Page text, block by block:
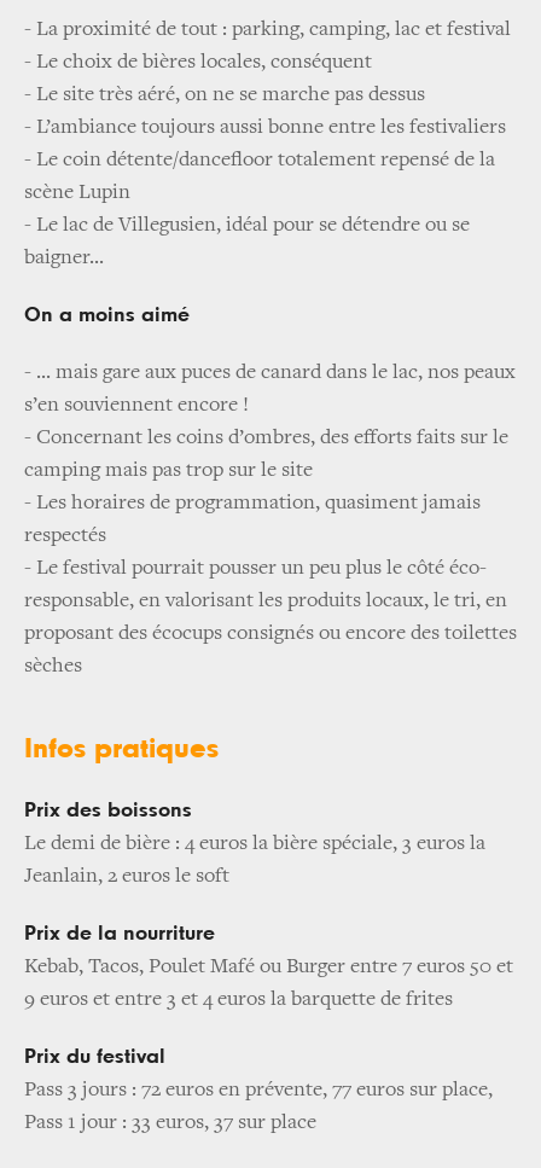
- La proximité de tout : parking, camping, lac et festival
- Le choix de bières locales, conséquent
- Le site très aéré, on ne se marche pas dessus
- L’ambiance toujours aussi bonne entre les festivaliers
- Le coin détente/dancefloor totalement repensé de la
scène Lupin
- Le lac de Villegusien, idéal pour se détendre ou se
baigner...
On a moins aimé
- ... mais gare aux puces de canard dans le lac, nos peaux
s’en souviennent encore !
- Concernant les coins d’ombres, des efforts faits sur le
camping mais pas trop sur le site
- Les horaires de programmation, quasiment jamais
respectés
- Le festival pourrait pousser un peu plus le côté éco-
responsable, en valorisant les produits locaux, le tri, en
proposant des écocups consignés ou encore des toilettes
sèches
Infos pratiques
Prix des boissons
Le demi de bière : 4 euros la bière spéciale, 3 euros la
Jeanlain, 2 euros le soft
Prix de la nourriture
Kebab, Tacos, Poulet Mafé ou Burger entre 7 euros 50 et
9 euros et entre 3 et 4 euros la barquette de frites
Prix du festival
Pass 3 jours : 72 euros en prévente, 77 euros sur place,
Pass 1 jour : 33 euros, 37 sur place